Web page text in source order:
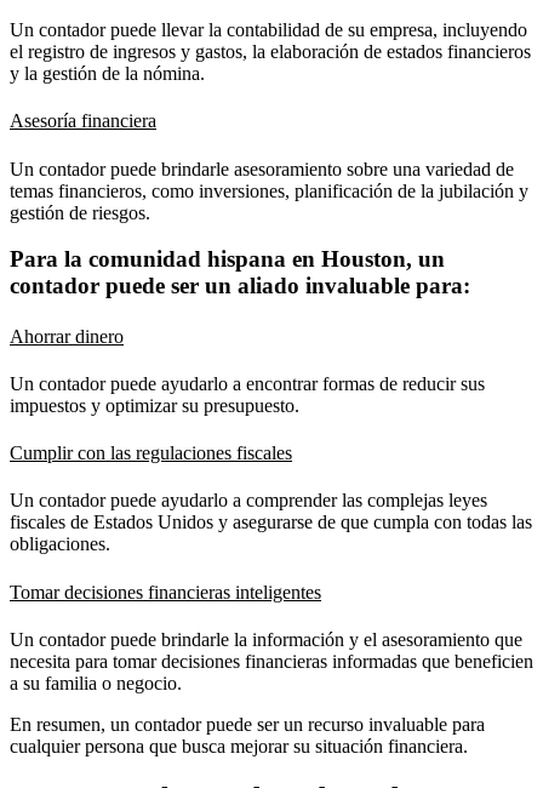
Un contador puede llevar la contabilidad de su empresa, incluyendo
el registro de ingresos y gastos, la elaboración de estados financieros
y la gestión de la nómina.
Asesoría financiera
Un contador puede brindarle asesoramiento sobre una variedad de
temas financieros, como inversiones, planificación de la jubilación y
gestión de riesgos.
Para la comunidad hispana en Houston, un
contador puede ser un aliado invaluable para:
Ahorrar dinero
Un contador puede ayudarlo a encontrar formas de reducir sus
impuestos y optimizar su presupuesto.
Cumplir con las regulaciones fiscales
Un contador puede ayudarlo a comprender las complejas leyes
fiscales de Estados Unidos y asegurarse de que cumpla con todas las
obligaciones.
Tomar decisiones financieras inteligentes
Un contador puede brindarle la información y el asesoramiento que
necesita para tomar decisiones financieras informadas que beneficien
a su familia o negocio.
En resumen, un contador puede ser un recurso invaluable para
cualquier persona que busca mejorar su situación financiera.